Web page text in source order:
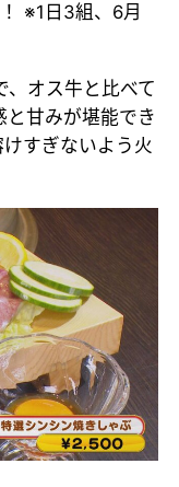
※1日3組、6月
、オス牛と比べて
甘みが堪能でき
すぎないよう火